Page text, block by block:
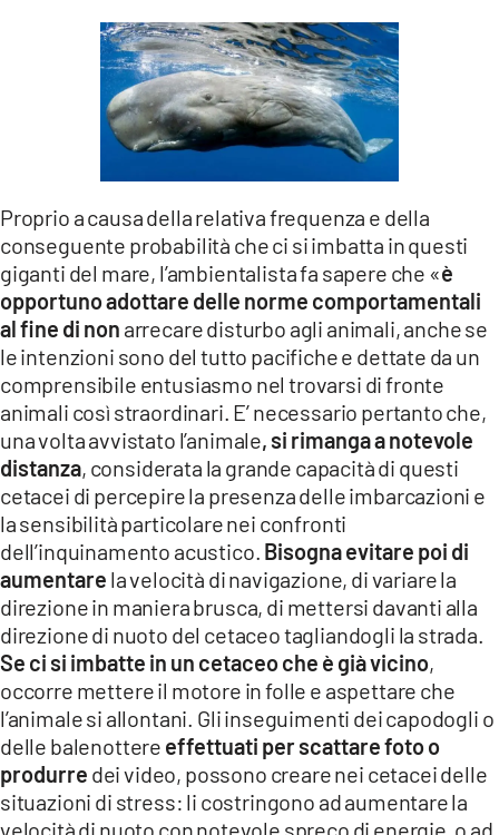
Proprio a causa della relativa frequenza e della
conseguente probabilità che ci si imbatta in questi
giganti del mare, l’ambientalista fa sapere che «è
opportuno adottare delle norme comportamentali
al fine di non arrecare disturbo agli animali, anche se
le intenzioni sono del tutto pacifiche e dettate da un
comprensibile entusiasmo nel trovarsi di fronte
animali così straordinari. E’ necessario pertanto che,
una volta avvistato l’animale, si rimanga a notevole
distanza, considerata la grande capacità di questi
cetacei di percepire la presenza delle imbarcazioni e
la sensibilità particolare nei confronti
dell’inquinamento acustico. Bisogna evitare poi di
aumentare la velocità di navigazione, di variare la
direzione in maniera brusca, di mettersi davanti alla
direzione di nuoto del cetaceo tagliandogli la strada.
Se ci si imbatte in un cetaceo che è già vicino,
occorre mettere il motore in folle e aspettare che
l’animale si allontani. Gli inseguimenti dei capodogli o
delle balenottere effettuati per scattare foto o
produrre dei video, possono creare nei cetacei delle
situazioni di stress: li costringono ad aumentare la
velocità di nuoto con notevole spreco di energie, o ad